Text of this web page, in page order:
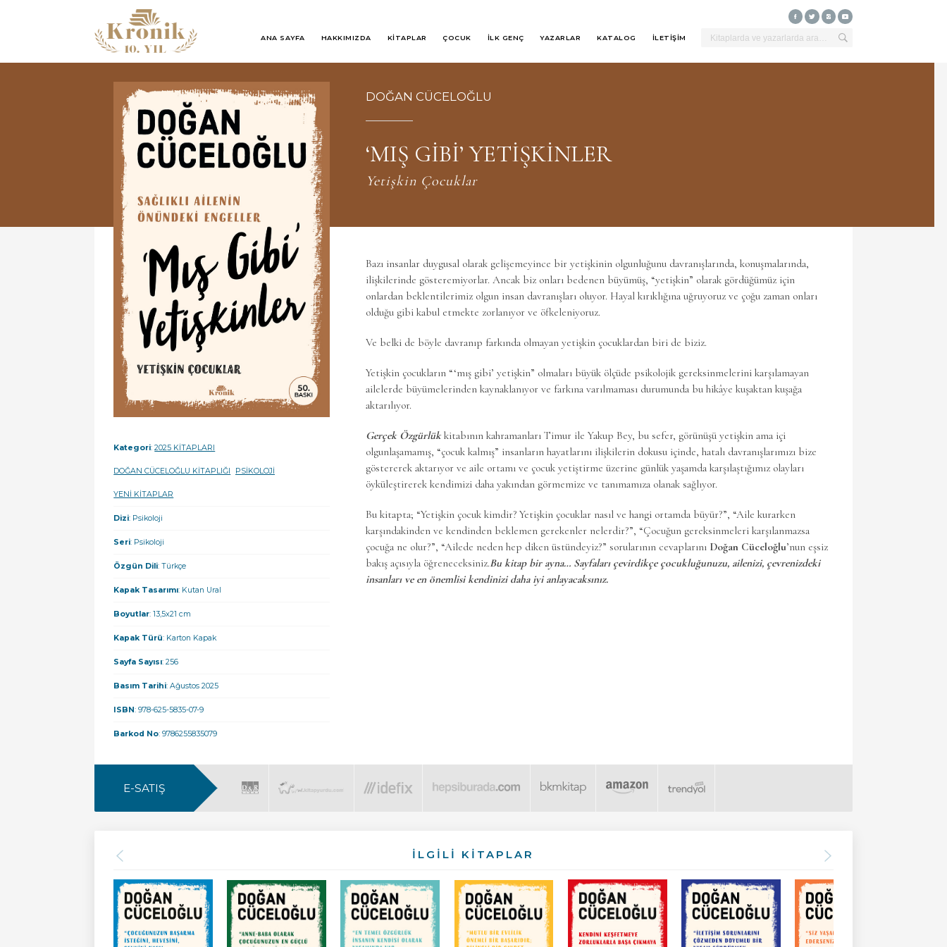
ANA SAYFA HAKKIMIZDA KİTAPLAR ÇOCUK İLK GENÇ YAZARLAR KATALOG İLETİŞİM
DOĞAN CÜCELOĞLU
‘MIŞ GİBİ’ YETİŞKİNLER
Yetişkin Çocuklar
Bazı insanlar duygusal olarak gelişemeyince bir yetişkinin olgunluğunu davranışlarında, konuşmalarında,
ilişkilerinde gösteremiyorlar. Ancak biz onları bedenen büyümüş, “yetişkin” olarak gördüğümüz için
onlardan beklentilerimiz olgun insan davranışları oluyor. Hayal kırıklığına uğruyoruz ve çoğu zaman onları
olduğu gibi kabul etmekte zorlanıyor ve öfkeleniyoruz.
Ve belki de böyle davranıp farkında olmayan yetişkin çocuklardan biri de biziz.
Yetişkin çocukların “‘mış gibi’ yetişkin” olmaları büyük ölçüde psikolojik gereksinmelerini karşılamayan
ailelerde büyümelerinden kaynaklanıyor ve farkına varılmaması durumunda bu hikâye kuşaktan kuşağa
aktarılıyor.
Gerçek Özgürlükkitabının kahramanları Timur ile Yakup Bey, bu sefer, görünüşü yetişkin ama içi
olgunlaşamamış, “çocuk kalmış” insanların hayatlarını ilişkilerin dokusu içinde, hatalı davranışlarımızı bize
göstererek aktarıyor ve aile ortamı ve çocuk yetiştirme üzerine günlük yaşamda karşılaştığımız olayları
öyküleştirerek kendimizi daha yakından görmemize ve tanımamıza olanak sağlıyor.
Bu kitapta; “Yetişkin çocuk kimdir? Yetişkin çocuklar nasıl ve hangi ortamda büyür?”, “Aile kurarken
karşındakinden ve kendinden beklemen gerekenler nelerdir?”, “Çocuğun gereksinmeleri karşılanmazsa
çocuğa ne olur?”, “Ailede neden hep diken üstündeyiz?” sorularının cevaplarını Doğan Cüceloğlu’nun eşsiz
bakış açısıyla öğreneceksiniz.Bu kitap bir ayna… Sayfaları çevirdikçe çocukluğunuzu, ailenizi, çevrenizdeki
insanları ve en önemlisi kendinizi daha iyi anlayacaksınız.
Kategori:2025 KİTAPLARI
DOĞAN CÜCELOĞLU KİTAPLIĞI PSİKOLOJİ
YENİ KİTAPLAR
Dizi: Psikoloji
Seri: Psikoloji
Özgün Dili: Türkçe
Kapak Tasarımı: Kutan Ural
Boyutlar: 13,5x21 cm
Kapak Türü: Karton Kapak
Sayfa Sayısı: 256
Basım Tarihi: Ağustos 2025
ISBN: 978-625-5835-07-9
Barkod No: 9786255835079
E-SATIŞ
İLGİLİ KİTAPLAR